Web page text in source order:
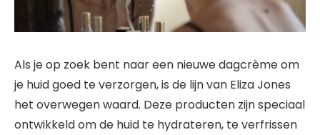
Als je op zoek bent naar een nieuwe dagcrème om
je huid goed te verzorgen, is de lijn van Eliza Jones
het overwegen waard. Deze producten zijn speciaal
ontwikkeld om de huid te hydrateren, te verfrissen